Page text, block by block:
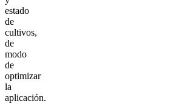
estado
de
cultivos,
de
modo
de
optimizar
la
aplicación.